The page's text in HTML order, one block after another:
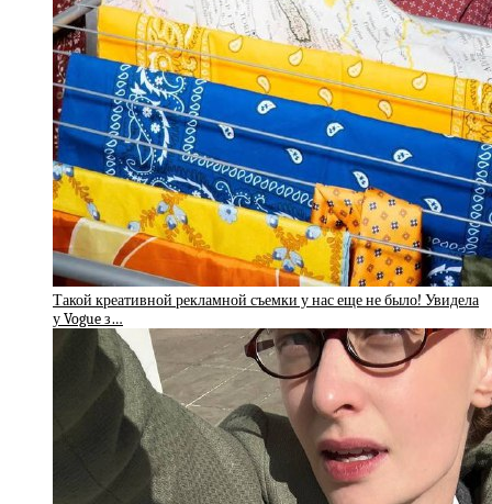
Такой креативной рекламной съемки у нас еще не было! Увидела
у Vogue з…